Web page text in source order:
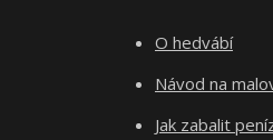
O hedvábí
Návod na
Jak zabalit